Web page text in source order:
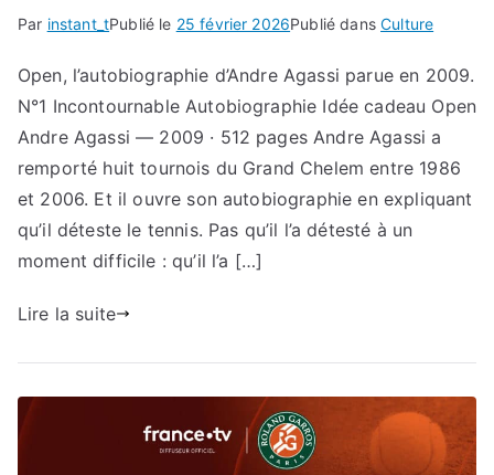
Par instant_tPublié le 25 février 2026Publié dansCulture
Open, l’autobiographie d’Andre Agassi parue en 2009.
N°1 Incontournable Autobiographie Idée cadeau Open
Andre Agassi — 2009 · 512 pages Andre Agassi a
remporté huit tournois du Grand Chelem entre 1986
et 2006. Et il ouvre son autobiographie en expliquant
qu’il déteste le tennis. Pas qu’il l’a détesté à un
moment difficile : qu’il l’a […]
Lire la suite